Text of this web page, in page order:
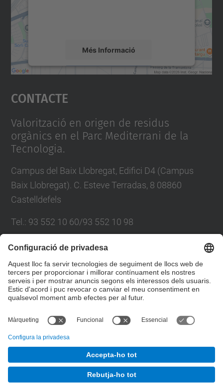
Més Informació
Accepta
powered by
Contacte
Valorització en origen de residus
orgànics en el Parc Mediterrani de la
Tecnologia.
Campus del Baix Llobregat, Edifici D4 (Campus
Baix Llobregat). C. Esteve Terradas, 8 08860
Castelldefels
Tel. : 93 552 10 60/93 552 10 98
E-mail:oscar.huerta@upc.edu /
Formulari de contacte
© UPCValorització en origen de residus orgànics en el
Parc Mediterrani de la Tecnologia
Desenvolupat amb